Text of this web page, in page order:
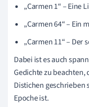
„Carmen 1“ – Eine
„Carmen 64“ – Ein
„Carmen 11“ – Der
Dabei ist es auch
Gedichte zu beachten,
Distichen geschrieben
Epoche ist.